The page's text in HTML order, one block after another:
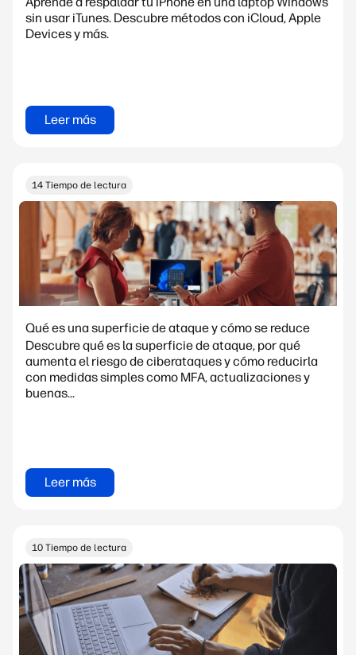
sin usar iTunes. Descubre métodos con iCloud, Apple
Devices y más.
Leer más
14 Tiempo de lectura
Qué es una superficie de ataque y cómo se reduce
Descubre qué es la superficie de ataque, por qué
aumenta el riesgo de ciberataques y cómo reducirla
con medidas simples como MFA, actualizaciones y
buenas...
Leer más
10 Tiempo de lectura